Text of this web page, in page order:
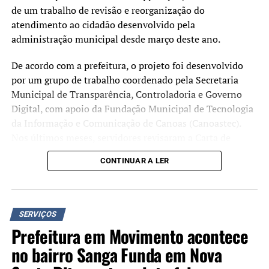
de um trabalho de revisão e reorganização do
atendimento ao cidadão desenvolvido pela
administração municipal desde março deste ano.
De acordo com a prefeitura, o projeto foi desenvolvido
por um grupo de trabalho coordenado pela Secretaria
Municipal de Transparência, Controladoria e Governo
Digital, com apoio da Fundação Municipal de Tecnologia
da Informação e Comunicação de Canoas (Canoastec).
Serviços ao Usuário, padronizaram as informações
disponibilizadas pelas secretarias e reorganizaram os
Nesta etapa inicial, o atendimento ocorre pelo
WhatsApp, no número (51) 3236-1156. A plataforma
permite consultar informações sobre serviços municipais,
documentos necessários, requisitos, prazos e formas de
CONTINUAR A LER
SERVIÇOS
Prefeitura em Movimento acontece
no bairro Sanga Funda em Nova